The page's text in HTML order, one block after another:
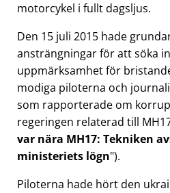
motorcykel i fullt dagsljus.
Den 15 juli 2015 hade
ansträngningar för att söka
uppmärksamhet för
modiga piloterna och
som rapporterade om
regeringen relaterad till
var nära MH17: Tekniken
ministeriets lögn ).
Piloterna hade hört den